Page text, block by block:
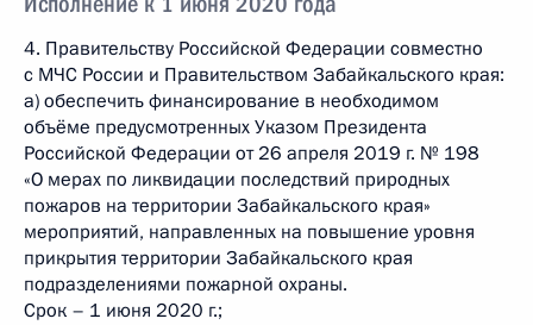
4. Правительству Российской Федерации совместно
с МЧС России и Правительством Забайкальского края:
а) обеспечить финансирование в необходимом
объёме предусмотренных Указом Президента
Российской Федерации от 26 апреля 2019 г. № 198
«О мерах по ликвидации последствий природных
пожаров на территории Забайкальского края»
мероприятий, направленных на повышение уровня
прикрытия территории Забайкальского края
подразделениями пожарной охраны.
Срок – 1 июня 2020 г.;